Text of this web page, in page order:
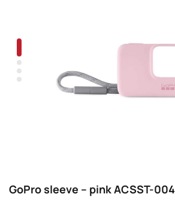
GoPro sleeve – pink ACSST-004